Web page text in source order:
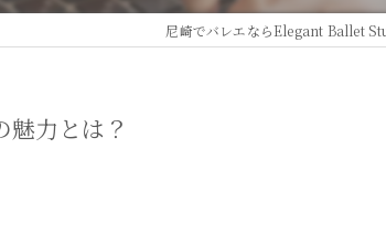
尼崎でバレエならElegant Ballet
力とは？